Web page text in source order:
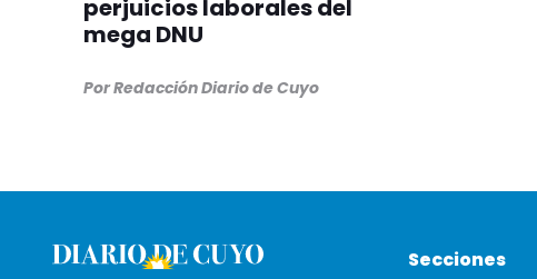
perjuicios laborales del
mega DNU
Por Redacción Diario de Cuyo
Secciones